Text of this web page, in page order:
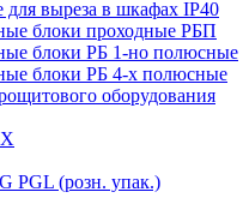
выреза в шкафах IP40
блоки проходные РБП
блоки РБ 1-но полюсные
блоки РБ 4-х полюсные
оборудования
PGL (розн. упак.)